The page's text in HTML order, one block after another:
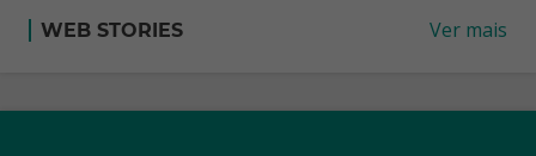
WEB STORIES Ver mais